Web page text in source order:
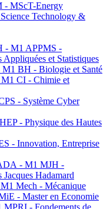
- MScT-Energy
Technology &
- M1 APPMS -
Appliquées et Statistiques
BH - Biologie et Santé
CI - Chimie et
- Système Cyber
- Physique des Hautes
- Innovation, Entreprise
- M1 MJH -
Jacques Hadamard
Mech - Mécanique
- Master en Economie
- Fondements de